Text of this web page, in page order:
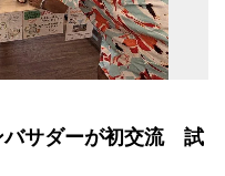
バサダーが初交流 試